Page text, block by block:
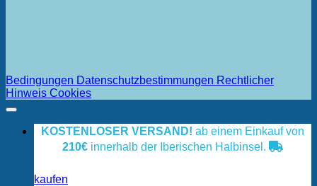
Bedingungen Datenschutzbestimmungen Rechtlicher
Hinweis Cookies
KOSTENLOSER VERSAND! ab einem Einkauf von
210€ innerhalb der Iberischen Halbinsel.
kaufen